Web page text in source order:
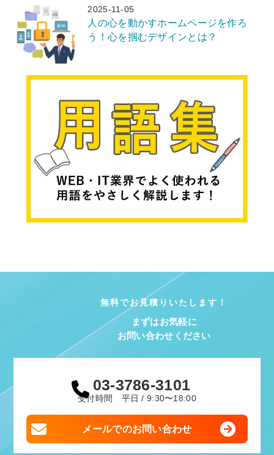
2025-11-05
人の心を動かすホームページを作ろ
う！心を掴むデザインとは？
無料でお見積りいたします！
まずはお気軽に
お問い合わせください
03-3786-3101
受付時間 平日 / 9:30〜18:00
メールでのお問い合わせ